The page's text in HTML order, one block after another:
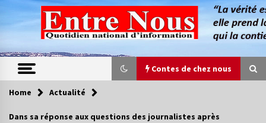
content
Contes de chez nous
Contes de chez nous
Home Actualité
Dans sa réponse aux questions des journalistes après